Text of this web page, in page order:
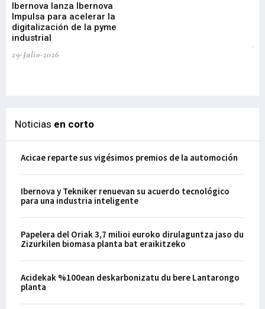
Ibernova lanza Ibernova
Impulsa para acelerar la
digitalización de la pyme
industrial
29-Julio-2026
Noticias en corto
Acicae reparte sus vigésimos premios de la automoción
Ibernova y Tekniker renuevan su acuerdo tecnológico
para una industria inteligente
Papelera del Oriak 3,7 milioi euroko dirulaguntza jaso du
Zizurkilen biomasa planta bat eraikitzeko
Acidekak %100ean deskarbonizatu du bere Lantarongo
planta